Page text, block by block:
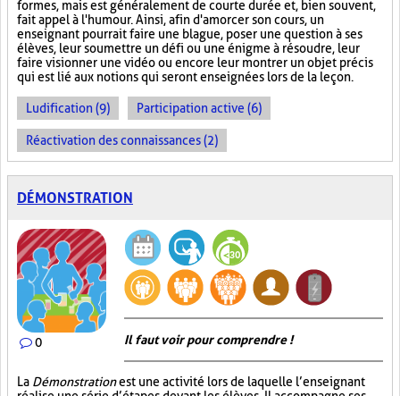
formes, mais est généralement de courte durée et, bien souvent,
fait appel à l'humour. Ainsi, afin d'amorcer son cours, un
enseignant pourrait faire une blague, poser une question à ses
élèves, leur soumettre un défi ou une énigme à résoudre, leur
faire visionner une vidéo ou encore leur montrer un objet précis
qui est lié aux notions qui seront enseignées lors de la leçon.
Ludification (9) Participation active (6)
Réactivation des connaissances (2)
DÉMONSTRATION
0 Il faut voir pour comprendre !
La Démonstrationest une activité lors de laquelle l’enseignant